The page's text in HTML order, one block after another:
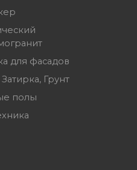
для фасадов
Грунт
полы